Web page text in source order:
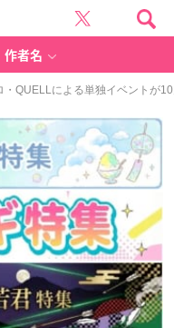
作者名
QUELLによる単独イベントが